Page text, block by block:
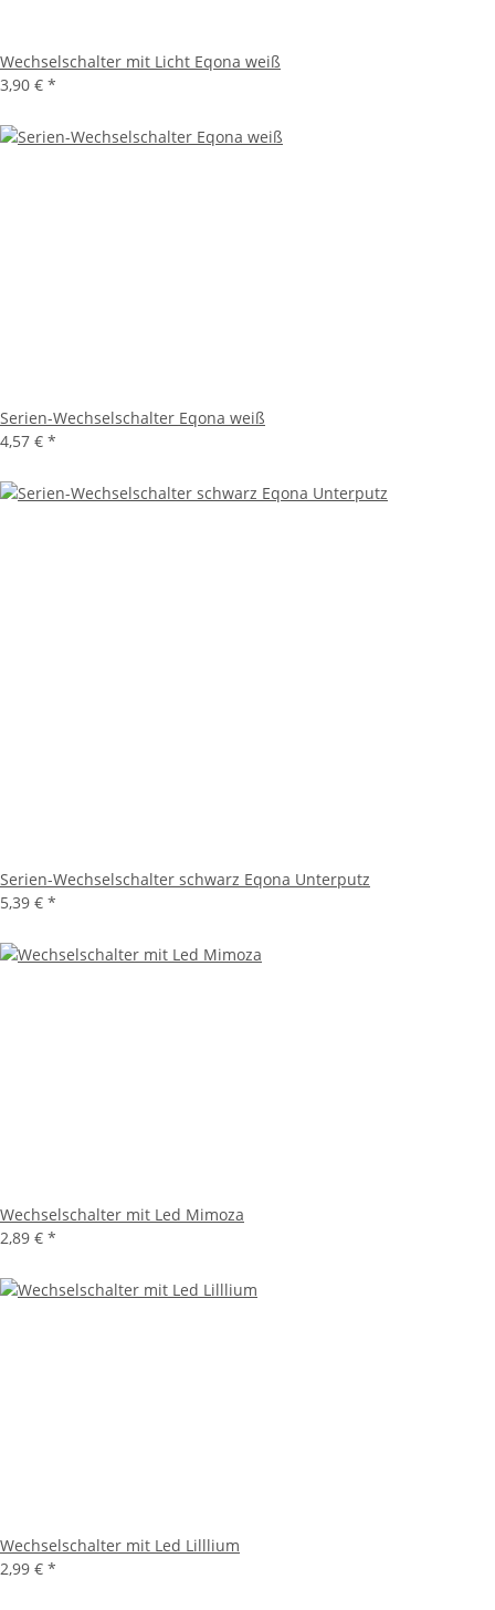
Wechselschalter mit Licht Eqona weiß
3,90 € *
Serien-Wechselschalter Eqona weiß
4,57 € *
Serien-Wechselschalter schwarz Eqona Unterputz
5,39 € *
Wechselschalter mit Led Mimoza
2,89 € *
Wechselschalter mit Led Lilllium
2,99 € *